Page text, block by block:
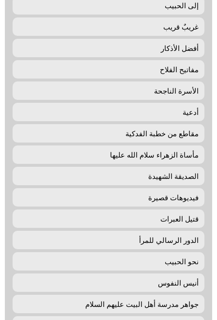
إلی الحبيب
غريبٌ قريب
أفضل الأذكار
مفاتيح الفلاح
الأسرة الناجحة
أدعية
مقاطع من خطبة الفدكية
مأساة الزهراء سلام الله عليها
الصديقة الشهيدة
فيديوهات قصيرة
قتيل العبرات
الدور الرسالي للمرأ
نحو الحبيب
أنيس النفوس
جواهر مدرسة أهل البيت عليهم السلام